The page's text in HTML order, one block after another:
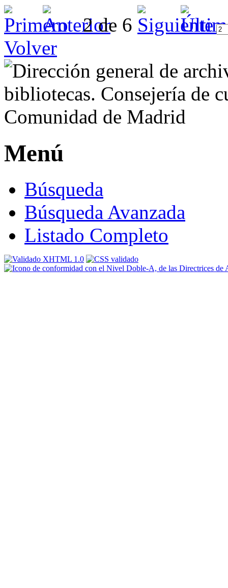
2 de 6
Volver
Menú
Búsqueda
Búsqueda Avanzada
Listado Completo